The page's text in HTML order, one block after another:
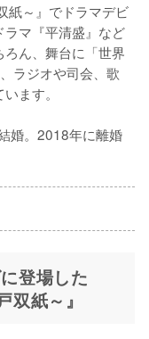
紙～』でドラマデビ
ラマ『平清盛』など
ん、舞台に「世界
ラジオや司会、歌
ます。
婚。2018年に離婚
登場した
双紙～』